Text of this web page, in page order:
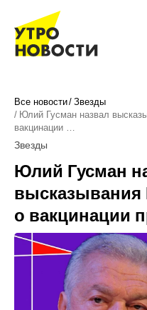
Все новости Звезды
Юлий Гусман назвал
вакцинации …
Звезды
Юлий Гусман
о вакцинации